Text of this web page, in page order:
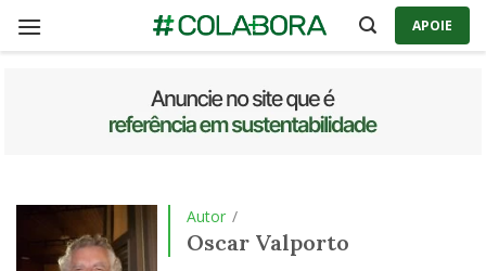
APOIE
Autor /
Oscar Valporto